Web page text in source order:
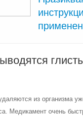
из организма
Медикамент очень